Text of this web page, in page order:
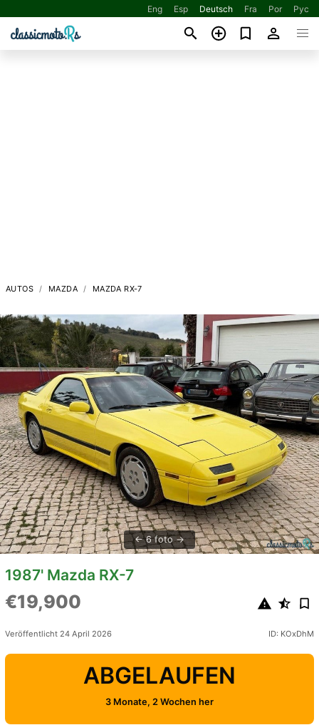
Eng Esp Deutsch Fra Por Рус
AUTOS MAZDA MAZDA RX-7
6 foto
1987' Mazda RX-7
€19,900
Veröffentlicht 24 April 2026 ID: KOxDhM
ABGELAUFEN
3 Monate, 2 Wochen her